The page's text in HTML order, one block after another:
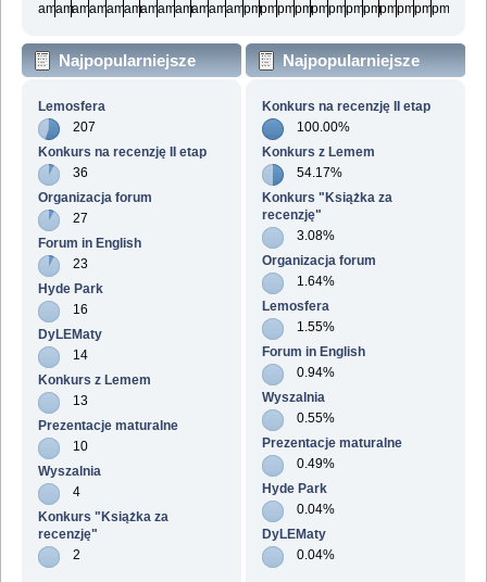
amamamamamamamamamamamampmpmpmpmpmpmpmpmpmpmpmpm
Najpopularniejsze
Lemosfera
207
Konkurs na recenzję II etap
36
Organizacja forum
27
Forum in English
23
Hyde Park
16
DyLEMaty
14
Konkurs z Lemem
13
Prezentacje maturalne
10
Wyszalnia
4
Konkurs "Książka za
recenzję"
2
Najpopularniejsze
Konkurs na recenzję II etap
100.00%
Konkurs z Lemem
54.17%
Konkurs "Książka za
recenzję"
3.08%
Organizacja forum
1.64%
Lemosfera
1.55%
Forum in English
0.94%
Wyszalnia
0.55%
Prezentacje maturalne
0.49%
Hyde Park
0.04%
DyLEMaty
0.04%